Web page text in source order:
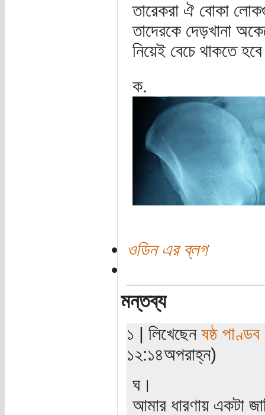
তারেকরা ঐ বোকা
তাদেরকে দেড়খানা
নিয়েই বেচে থাকতে
ক.
ওডিন এর ব্লগ
মন্তব্য
১ | লিখেছেন ষষ্ঠ পাণ্ডব
১২:১৪অপরাহ্ন)
ঘ।
আমার ধারণায় একটা